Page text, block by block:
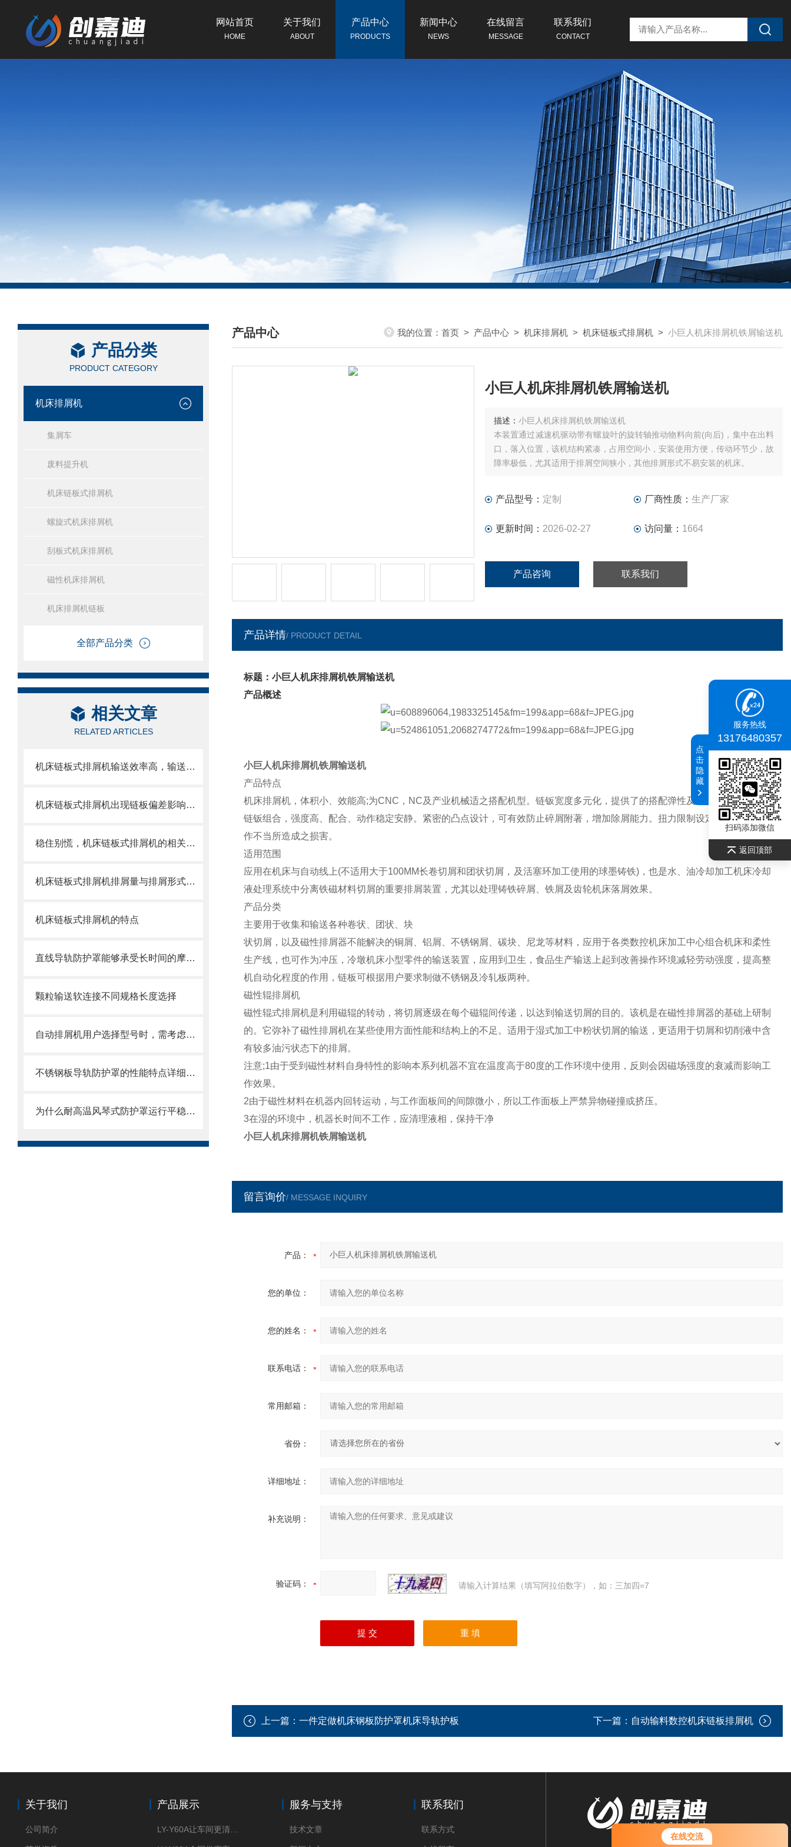
在线交流
网站首页
HOME
关于我们
ABOUT
产品中心
PRODUCTS
新闻中心
NEWS
在线留言
MESSAGE
联系我们
CONTACT
产品分类
PRODUCT CATEGORY
机床排屑机
集屑车
废料提升机
机床链板式排屑机
螺旋式机床排屑机
刮板式机床排屑机
磁性机床排屑机
机床排屑机链板
全部产品分类
相关文章
RELATED ARTICLES
机床链板式排屑机输送效率高，输送速度选择范围大
机床链板式排屑机出现链板偏差影响效率了怎么办？
稳住别慌，机床链板式排屑机的相关信息马上来
机床链板式排屑机排屑量与排屑形式有很大关系
机床链板式排屑机的特点
直线导轨防护罩能够承受长时间的摩擦和冲击
颗粒输送软连接不同规格长度选择
自动排屑机用户选择型号时，需考虑哪些事项？
不锈钢板导轨防护罩的性能特点详细分析
为什么耐高温风琴式防护罩运行平稳且无噪音？
产品中心
/ PRODUCTS CENTER
我的位置： 首页 > 产品中心 > 机床排屑机 > 机床链板式排屑机 > 小巨人机床排屑机铁屑输送机
小巨人机床排屑机铁屑输送机
描述： 小巨人机床排屑机铁屑输送机
本装置通过减速机驱动带有螺旋叶的旋转轴推动物料向前(向后)，集中在出料
口，落入位置，该机结构紧凑，占用空间小，安装使用方便，传动环节少，故
障率极低，尤其适用于排屑空间狭小，其他排屑形式不易安装的机床。
产品型号： 定制 厂商性质： 生产厂家
更新时间： 2026-02-27 访问量： 1664
产品咨询 联系我们
产品详情/ PRODUCT DETAIL
标题：小巨人机床排屑机铁屑输送机
产品概述
小巨人机床排屑机铁屑输送机
产品特点
机床排屑机，体积小、效能高;为CNC，NC及产业机械适之搭配机型。链钣宽度多元化，提供了的搭配弹性及应用。一体嘏型的
链钣组合，强度高、配合、动作稳定安静。紧密的凸点设计，可有效防止碎屑附著，增加除屑能力。扭力限制设定，有效降低操
作不当所造成之损害。
适用范围
应用在机床与自动线上(不适用大于100MM长卷切屑和团状切屑，及活塞环加工使用的球墨铸铁)，也是水、油冷却加工机床冷却
液处理系统中分离铁磁材料切屑的重要排屑装置，尤其以处理铸铁碎屑、铁屑及齿轮机床落屑效果。
产品分类
主要用于收集和输送各种卷状、团状、块
状切屑，以及磁性排屑器不能解决的铜屑、铝屑、不锈钢屑、碳块、尼龙等材料，应用于各类数控机床加工中心组合机床和柔性
生产线，也可作为冲压，冷墩机床小型零件的输送装置，应用到卫生，食品生产输送上起到改善操作环境减轻劳动强度，提高整
机自动化程度的作用，链板可根据用户要求制做不锈钢及冷轧板两种。
磁性辊排屑机
磁性辊式排屑机是利用磁辊的转动，将切屑逐级在每个磁辊间传递，以达到输送切屑的目的。该机是在磁性排屑器的基础上研制
的。它弥补了磁性排屑机在某些使用方面性能和结构上的不足。适用于湿式加工中粉状切屑的输送，更适用于切屑和切削液中含
有较多油污状态下的排屑。
注意;1由于受到磁性材料自身特性的影响本系列机器不宜在温度高于80度的工作环境中使用，反则会因磁场强度的衰减而影响工
作效果。
2由于磁性材料在机器内回转运动，与工作面板间的间隙微小，所以工作面板上严禁异物碰撞或挤压。
3在湿的环境中，机器长时间不工作，应清理液相，保持干净
小巨人机床排屑机铁屑输送机
留言询价/ MESSAGE INQUIRY
产品：
您的单位：
您的姓名：
联系电话：
常用邮箱：
省份：
详细地址：
补充说明：
验证码： 请输入计算结果（填写阿拉伯数字），如：三加四=7
上一篇： 一件定做机床钢板防护罩机床导轨护板 下一篇： 自动输料数控机床链板排屑机
关于我们
公司简介
产品展示 服务与支持
技术文章
联系我们
联系方式
服务热线
13176480357
扫码添加微信
返回顶部
点
击
隐
藏